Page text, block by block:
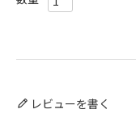
レビューを書く